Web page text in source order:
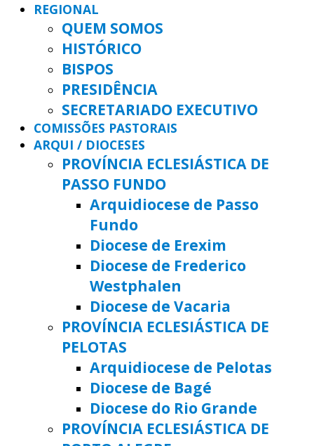
REGIONAL
QUEM SOMOS
HISTÓRICO
BISPOS
PRESIDÊNCIA
SECRETARIADO EXECUTIVO
COMISSÕES PASTORAIS
ARQUI / DIOCESES
PROVÍNCIA ECLESIÁSTICA DE
PASSO FUNDO
Arquidiocese de Passo
Fundo
Diocese de Erexim
Diocese de Frederico
Westphalen
Diocese de Vacaria
PROVÍNCIA ECLESIÁSTICA DE
PELOTAS
Arquidiocese de Pelotas
Diocese de Bagé
Diocese do Rio Grande
PROVÍNCIA ECLESIÁSTICA DE